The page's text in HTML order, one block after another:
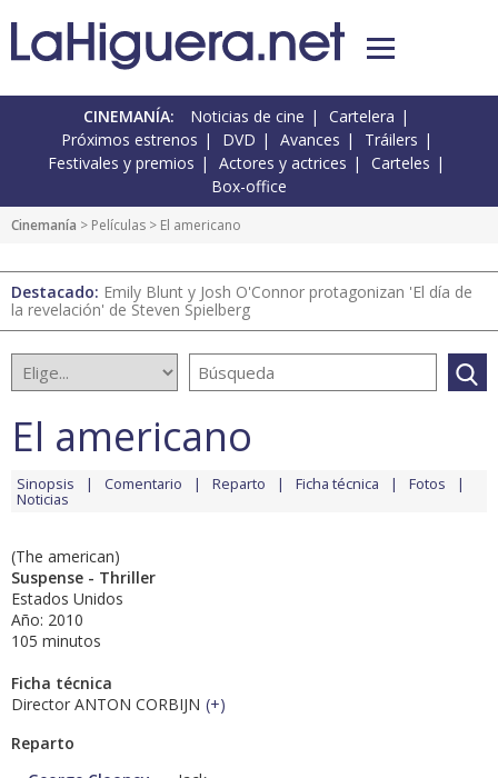
CINEMANÍA: Noticias de cine
Cartelera
Próximos estrenos
DVD Avances
Tráilers
Festivales y premios
Actores y actrices
Carteles
Box-office
Cinemanía > Películas > El americano
Destacado: Emily Blunt y Josh O'Connor protagonizan 'El día de
la revelación' de Steven Spielberg
El americano
Sinopsis Comentario Reparto Ficha técnica Fotos
Noticias
(The american)
Suspense - Thriller
Estados Unidos
Año: 2010
105 minutos
Ficha técnica
Director ANTON CORBIJN (+)
Reparto